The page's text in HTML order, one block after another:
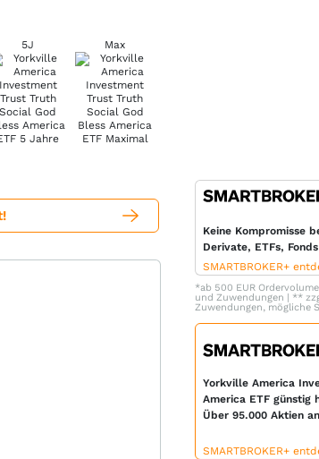
5J Max
Keine Kompromisse
Derivate, ETFs,
SMARTBROKER+
*ab 500 EUR
und Zuwendungen | **
Zuwendungen, mögliche
Yorkville America
America ETF günstig
Über 95.000 Aktien
SMARTBROKER+